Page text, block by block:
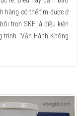
hàng có thể tìm được ở
trơn SKF là điều kiện
trình "Vận Hành Không